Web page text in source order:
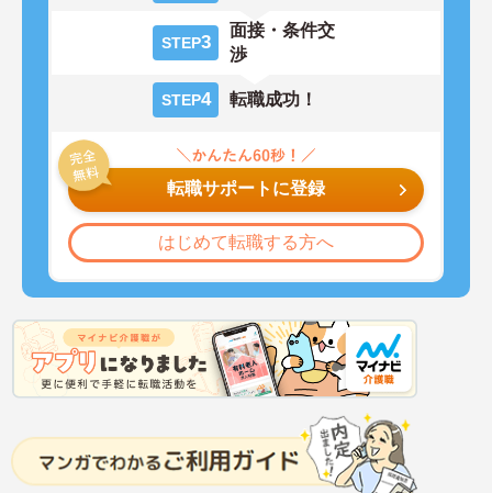
STEP3
面接・条件交
渉
STEP4 転職成功！
転職サポートに登録
はじめて転職する方へ